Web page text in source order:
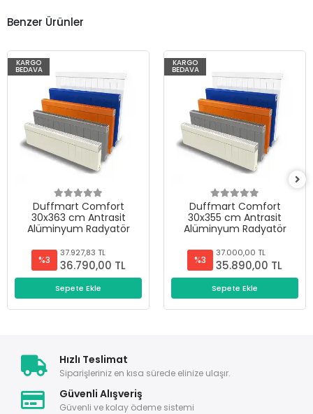
Benzer Ürünler
KARGO
BEDAVA
Duffmart Comfort
30x363 cm Antrasit
Alüminyum Radyatör
%3
37.927,83 TL
36.790,00 TL
Sepete Ekle
KARGO
BEDAVA
Duffmart Comfort
30x355 cm Antrasit
Alüminyum Radyatör
%3
37.000,00 TL
35.890,00 TL
Sepete Ekle
Hızlı Teslimat
Siparişleriniz en kısa sürede elinize ulaşır.
Güvenli Alışveriş
Güvenli ve kolay ödeme sistemi